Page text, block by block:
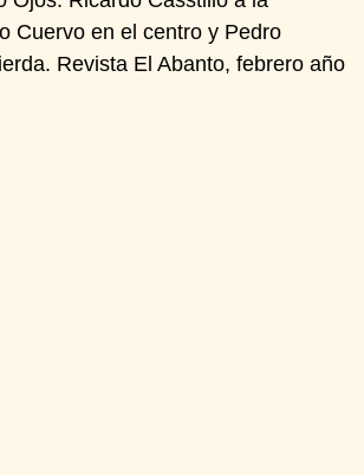
Cuervo en el centro y Pedro
Revista El Abanto, febrero año